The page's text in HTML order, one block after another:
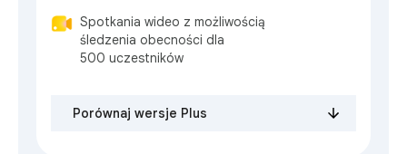
Spotkania wideo z możliwością
śledzenia obecności dla
500 uczestników
Porównaj wersje Plus